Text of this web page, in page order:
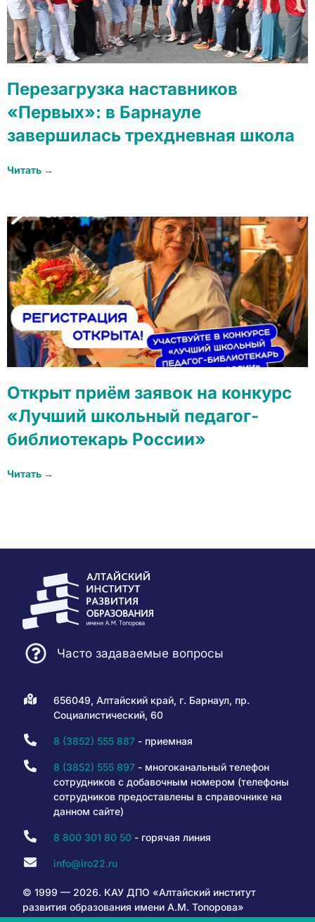
Перезагрузка наставников
«Первых»: в Барнауле
завершилась трехдневная школа
Читать →
Открыт приём заявок на конкурс
«Лучший школьный педагог-
библиотекарь России»
Читать →
Часто задаваемые вопросы
656049, Алтайский край, г. Барнаул, пр.
Социалистический, 60
8 (3852) 555 887- приемная
8 (3852) 555 897- многоканальный телефон
сотрудников с добавочным номером (телефоны
сотрудников предоставлены в справочнике на
данном сайте)
8 800 301 80 50- горячая линия
info@iro22.ru
© 1999 — 2026. КАУ ДПО «Алтайский институт
развития образования имени А.М. Топорова»